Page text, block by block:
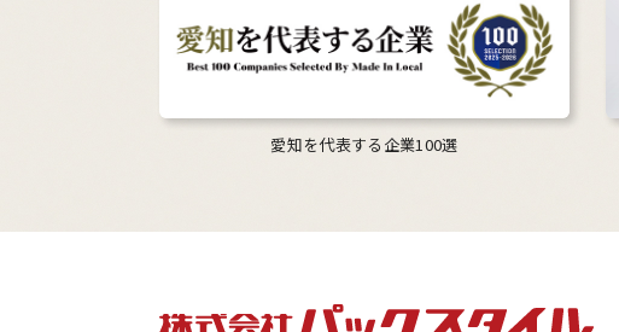
愛知を代表する企業100選